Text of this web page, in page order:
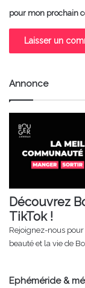
pour mon prochain
Annonce
Découvrez
TikTok !
Rejoignez-nous
beauté et la vie de
Ephéméride &